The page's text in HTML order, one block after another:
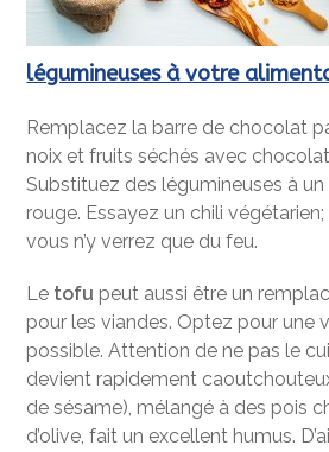
légumineuses à votre
Remplacez la barre de chocolat
noix et fruits séchés avec
Substituez des légumineuses à
rouge. Essayez un chili
vous n’y verrez que du feu.
Le tofu peut aussi être un
pour les viandes. Optez pour une
possible. Attention de ne pas le
devient rapidement
de sésame), mélangé à des pois
d’olive, fait un excellent humus.